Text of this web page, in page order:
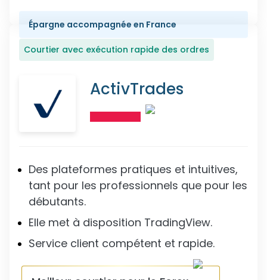
Épargne accompagnée en France
Courtier avec exécution rapide des ordres
ActivTrades
Des plateformes pratiques et intuitives,
tant pour les professionnels que pour les
débutants.
Elle met à disposition TradingView.
Service client compétent et rapide.